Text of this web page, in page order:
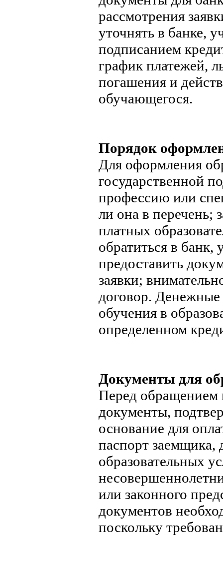
рассмотрения
уточнять в банке,
подписанием
график платежей,
погашения и
обучающегося.
Порядок
Для оформления
государственной
профессию или
ли она в перечень;
платных
обратиться в
предоставить
заявки;
договор. Денежные
обучения в
определенном
Документы для
Перед обращением
документы,
основание для
паспорт заемщика,
образовательных
или законного
документов
поскольку